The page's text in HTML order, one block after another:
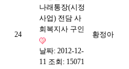
24
나래통장(시정
사업) 전담 사
회복지사 구인
날짜: 2012-12-
11 조회: 15071
황정아